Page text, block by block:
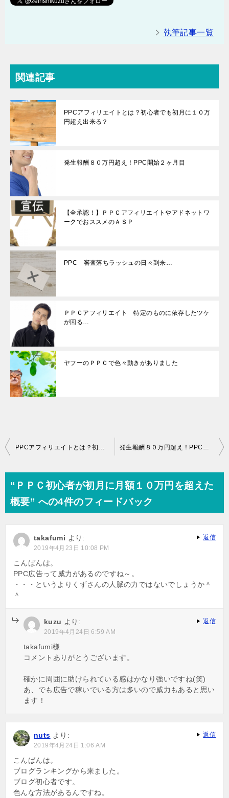
執筆記事一覧
関連記事
PPCアフィリエイトとは？初心者でも初月に１０万
円超え出来る？
発生報酬８０万円超え！PPC開始２ヶ月目
【全承認！】ＰＰＣアフィリエイトやアドネットワ
ークでおススメのＡＳＰ
PPC 審査落ちラッシュの日々到来…
ＰＰＣアフィリエイト 特定のものに依存したツケ
が回る…
ヤフーのＰＰＣで色々動きがありました
投
ビ
ゲ
シ
ン
“ＰＰＣ初心者が初月に月額１０万円を超えた
概要” への4件のフィードバック
takafumi より:
2019年4月23日 10:08 PM
こんばんは。
PPC広告って威力があるのですね～。
・・・というよりくずさんの人脈の力ではないでしょうか＾
＾
返信
kuzu より:
2019年4月24日 6:59 AM
takafumi様
コメントありがとうございます。
確かに周囲に助けられている感はかなり強いですね(笑)
あ、でも広告で稼いでいる方は多いので威力もあると思い
ます！
返信
nuts より:
2019年4月24日 1:06 AM
こんばんは。
ブログランキングから来ました。
ブログ初心者です。
色んな方法があるんですね。
返信